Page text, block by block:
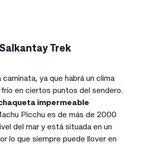
Trek
ya que habrá un clima
en ciertos puntos del sendero.
impermeable
Picchu es de más de 2000
del mar y está situada en un
lo que siempre puede llover en